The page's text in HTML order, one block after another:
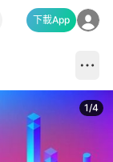
下載App
1/4